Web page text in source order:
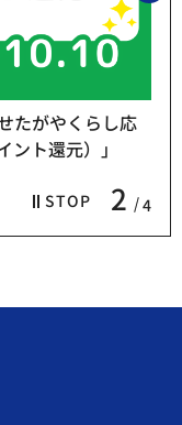
STOP 2 4
たがやくらし応
ト還元）」